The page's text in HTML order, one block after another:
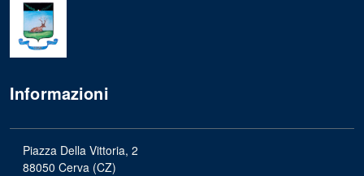
Informazioni
Piazza Della Vittoria, 2
88050 Cerva (CZ)